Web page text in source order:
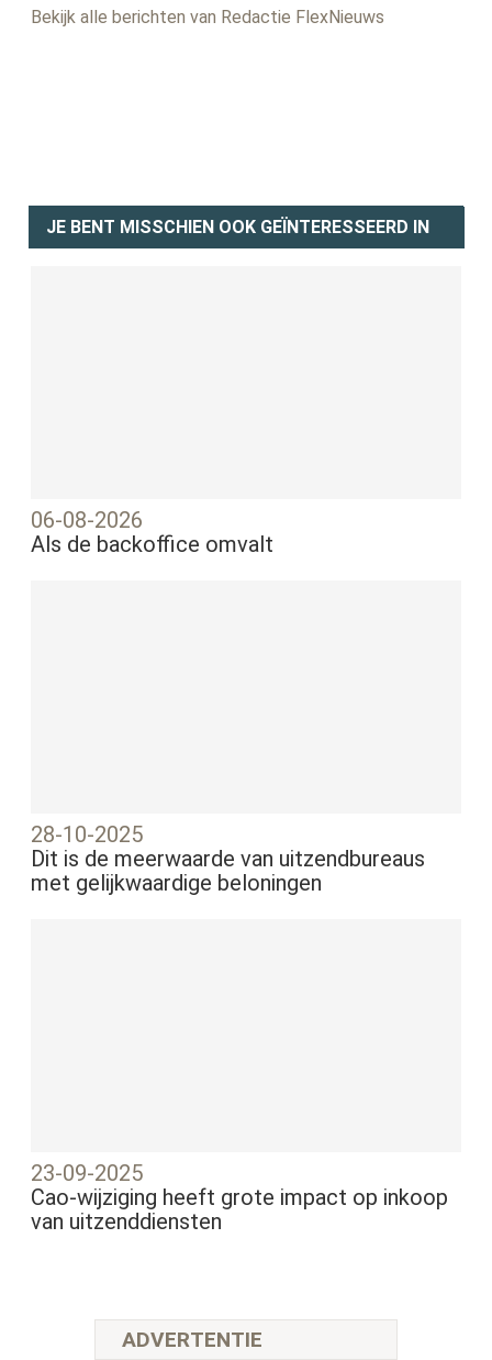
Bekijk alle berichten van Redactie FlexNieuws
JE BENT MISSCHIEN OOK GEÏNTERESSEERD IN
06-08-2026
Als de backoffice omvalt
28-10-2025
Dit is de meerwaarde van uitzendbureaus
met gelijkwaardige beloningen
23-09-2025
Cao-wijziging heeft grote impact op inkoop
van uitzenddiensten
ADVERTENTIE